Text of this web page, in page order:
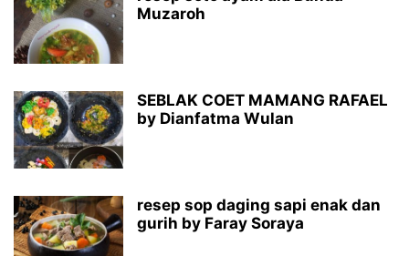
Muzaroh
SEBLAK COET MAMANG RAFAEL
by Dianfatma Wulan
resep sop daging sapi enak dan
gurih by Faray Soraya